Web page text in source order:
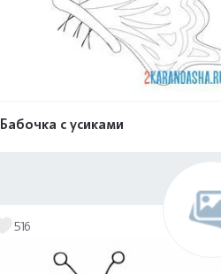
Бабочка с усиками
516